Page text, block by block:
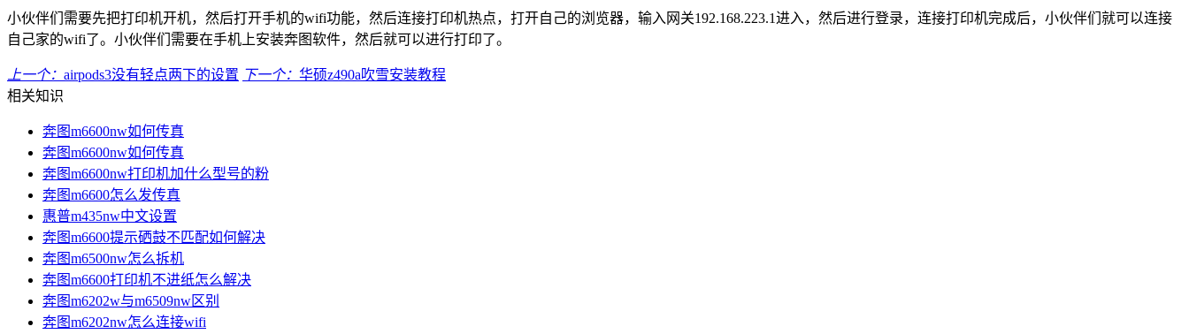
小伙伴们需要先把打印机开机，然后打开手机的wifi功能，然后连接打印机热点，打开自己的浏览器，输入网关192.168.223.1进入，然后进行登录，连接打印机完成后，小伙伴们就可以连接
自己家的wifi了。小伙伴们需要在手机上安装奔图软件，然后就可以进行打印了。
上一个： airpods3没有轻点两下的设置 下一个： 华硕z490a吹雪安装教程
相关知识
奔图m6600nw如何传真
奔图m6600nw如何传真
奔图m6600nw打印机加什么型号的粉
奔图m6600怎么发传真
惠普m435nw中文设置
奔图m6600提示硒鼓不匹配如何解决
奔图m6500nw怎么拆机
奔图m6600打印机不进纸怎么解决
奔图m6202w与m6509nw区别
奔图m6202nw怎么连接wifi